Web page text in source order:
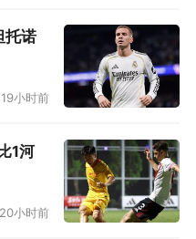
后点回敲加中路转身
实是在前一回合的进
高球，反倒被布伦特
造成的角球就是丢球
，赖斯已有点跑不动
托诺
19小时前
1河
20小时前